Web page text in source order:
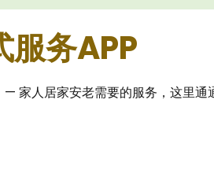
服务APP
家人居家安老需要的服务，这里通